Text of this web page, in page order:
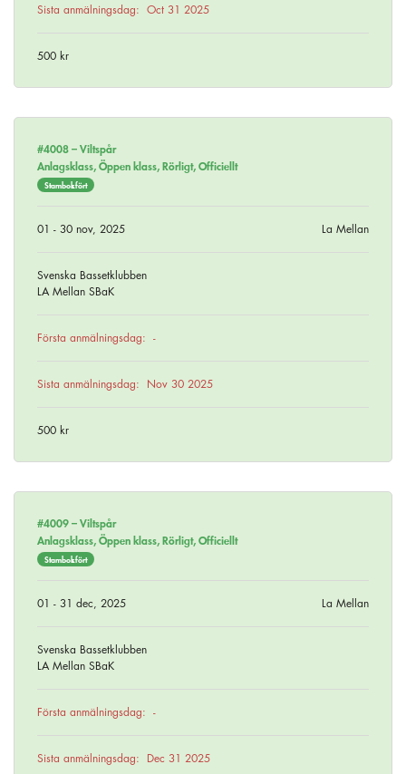
Sista anmälningsdag: Oct 31 2025
500 kr
#4008 –Viltspår
Anlagsklass, Öppen klass, Rörligt, Officiellt
Stambokfört
01 - 30 nov, 2025 La Mellan
Svenska Bassetklubben
LA Mellan SBaK
Första anmälningsdag: -
Sista anmälningsdag: Nov 30 2025
500 kr
#4009 –Viltspår
Anlagsklass, Öppen klass, Rörligt, Officiellt
Stambokfört
01 - 31 dec, 2025 La Mellan
Svenska Bassetklubben
LA Mellan SBaK
Första anmälningsdag: -
Sista anmälningsdag: Dec 31 2025